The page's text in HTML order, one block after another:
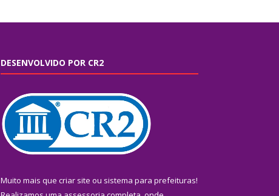
DESENVOLVIDO POR CR2
Muito mais que criar site ou sistema para prefeituras!